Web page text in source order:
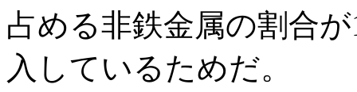
占める非鉄金属の割合
入しているためだ。